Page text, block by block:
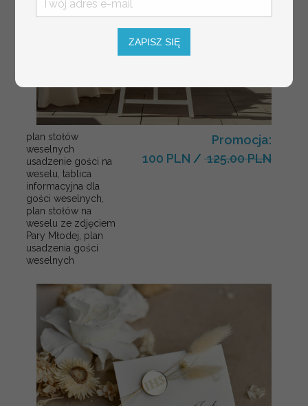
plan stołów
weselnych
usadzenie gości na
weselu, tablica
informacyjna dla
gości weselnych,
plan stołów na
weselu ze zdjęciem
Pary Młodej, plan
usadzenia gości
weselnych
Promocja:
100 PLN / 125.00 PLN
ZAPISZ SIĘ